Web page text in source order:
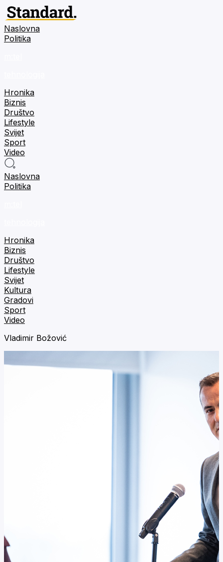
Naslovna
Politika
Hronika
Biznis
Društvo
Lifestyle
Svijet
Sport
Video
Naslovna
Politika
Hronika
Biznis
Društvo
Lifestyle
Svijet
Kultura
Gradovi
Sport
Video
Vladimir Božović